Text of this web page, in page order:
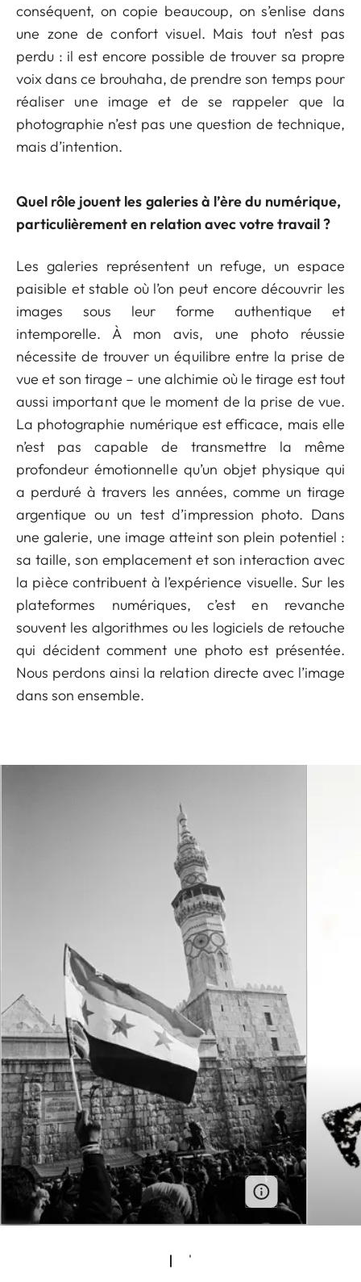
conséquent, on copie beaucoup, on s’enlise dans
une zone de confort visuel. Mais tout n’est pas
perdu : il est encore possible de trouver sa propre
voix dans ce brouhaha, de prendre son temps pour
réaliser une image et de se rappeler que la
photographie n’est pas une question de technique,
mais d’intention.
Quel rôle jouent les galeries à l’ère du numérique,
particulièrement en relation avec votre travail ?
Les galeries représentent un refuge, un espace
paisible et stable où l’on peut encore découvrir les
images sous leur forme authentique et
intemporelle. À mon avis, une photo réussie
nécessite de trouver un équilibre entre la prise de
vue et son tirage – une alchimie où le tirage est tout
aussi important que le moment de la prise de vue.
La photographie numérique est efficace, mais elle
n’est pas capable de transmettre la même
profondeur émotionnelle qu’un objet physique qui
a perduré à travers les années, comme un tirage
argentique ou un test d’impression photo. Dans
une galerie, une image atteint son plein potentiel :
sa taille, son emplacement et son interaction avec
la pièce contribuent à l’expérience visuelle. Sur les
plateformes numériques, c’est en revanche
souvent les algorithmes ou les logiciels de retouche
qui décident comment une photo est présentée.
Nous perdons ainsi la relation directe avec l’image
dans son ensemble.